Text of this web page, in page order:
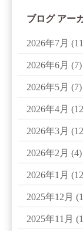
ブログ アー
2026年7月
2026年6月 (7)
2026年5月 (7)
2026年4月
2026年3月
2026年2月 (4)
2026年1月
2025年12月
2025年11月